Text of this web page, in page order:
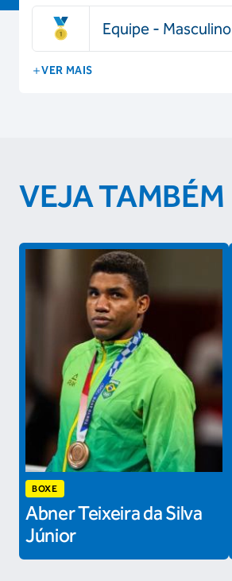
Equipe - Masculino
VER MAIS
VEJA TAMBÉM
BOXE
Abner Teixeira da Silva
Júnior